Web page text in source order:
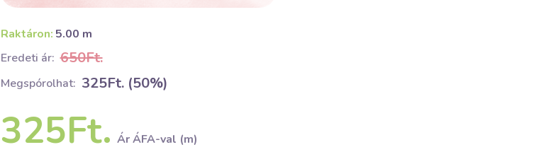
Raktáron: 5.00 m
Eredeti ár: 650Ft.
Megspórolhat: 325Ft. (50%)
325Ft. Ár ÁFA-val (m)